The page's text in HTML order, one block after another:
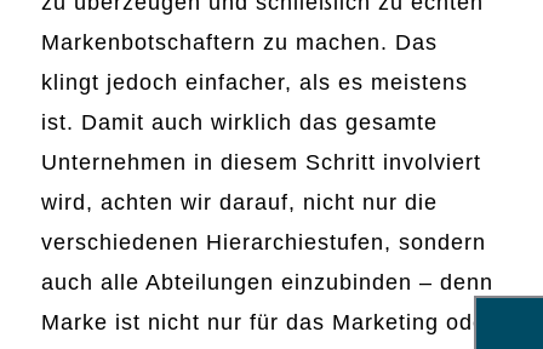
Markenbotschaftern zu machen. Das
klingt jedoch einfacher, als es meistens
ist. Damit auch wirklich das gesamte
Unternehmen in diesem Schritt involviert
wird, achten wir darauf, nicht nur die
verschiedenen Hierarchiestufen, sondern
auch alle Abteilungen einzubinden – denn
Marke ist nicht nur für das Marketing oder